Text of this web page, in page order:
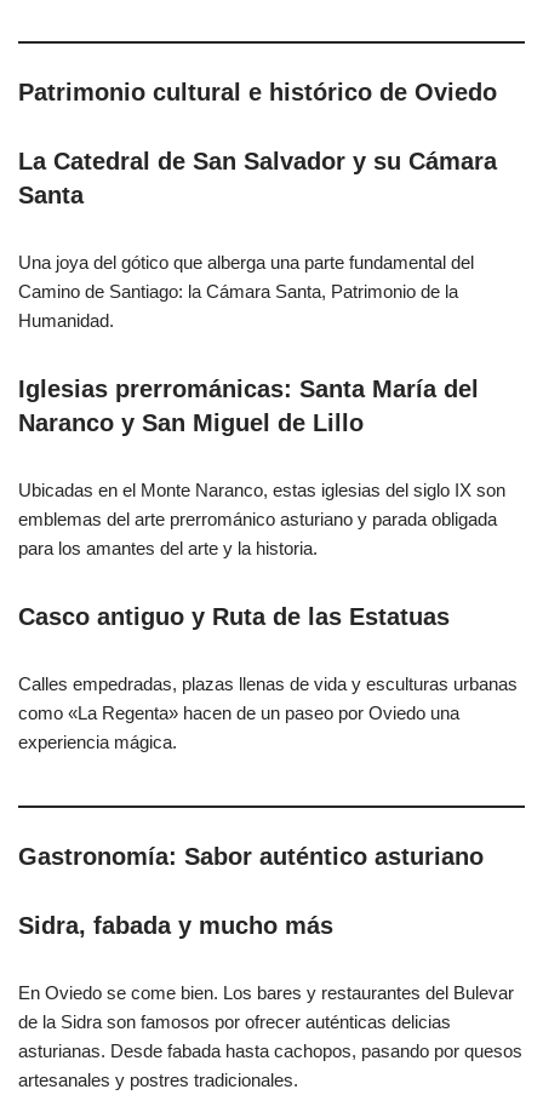
Patrimonio cultural e histórico de Oviedo
La Catedral de San Salvador y su Cámara
Santa
Una joya del gótico que alberga una parte fundamental del
Camino de Santiago: la Cámara Santa, Patrimonio de la
Humanidad.
Iglesias prerrománicas: Santa María del
Naranco y San Miguel de Lillo
Ubicadas en el Monte Naranco, estas iglesias del siglo IX son
emblemas del arte prerrománico asturiano y parada obligada
para los amantes del arte y la historia.
Casco antiguo y Ruta de las Estatuas
Calles empedradas, plazas llenas de vida y esculturas urbanas
como «La Regenta» hacen de un paseo por Oviedo una
experiencia mágica.
Gastronomía: Sabor auténtico asturiano
Sidra, fabada y mucho más
En Oviedo se come bien. Los bares y restaurantes del Bulevar
de la Sidra son famosos por ofrecer auténticas delicias
asturianas. Desde fabada hasta cachopos, pasando por quesos
artesanales y postres tradicionales.